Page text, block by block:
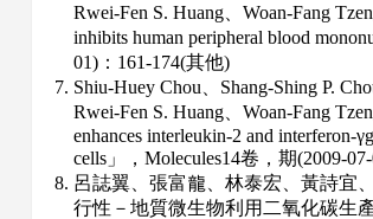
Rwei-Fen S. Huang、Woan-Fang
inhibits human peripheral blood
01)：161-174(其他)
Shiu-Huey Chou、Shang-Shing P.
Rwei-Fen S. Huang、Woan-Fang
enhances interleukin-2 and interferon-
cells」，Molecules14卷，期(2009-
呂誌翼、張富龍、林泰宏、黃詩宜
行性－地質微生物利用二氧化碳生